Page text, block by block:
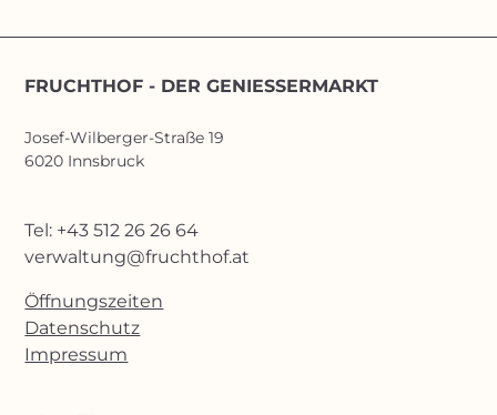
FRUCHTHOF - DER GENIESSERMARKT
Josef-Wilberger-Straße 19
6020 Innsbruck
Tel: +43 512 26 26 64
verwaltung@fruchthof.at
Öffnungszeiten
Datenschutz
Impressum